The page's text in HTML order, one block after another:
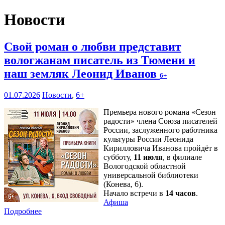
Новости
Свой роман о любви представит
вологжанам писатель из Тюмени и
наш земляк Леонид Иванов 6+
01.07.2026 Новости, 6+
Премьера нового романа «Сезон
радости» члена Союза писателей
России, заслуженного работника
культуры России Леонида
Кирилловича Иванова пройдёт в
субботу, 11 июля, в филиале
Вологодской областной
универсальной библиотеки
(Конева, 6).
Начало встречи в 14 часов.
Афиша
Подробнее